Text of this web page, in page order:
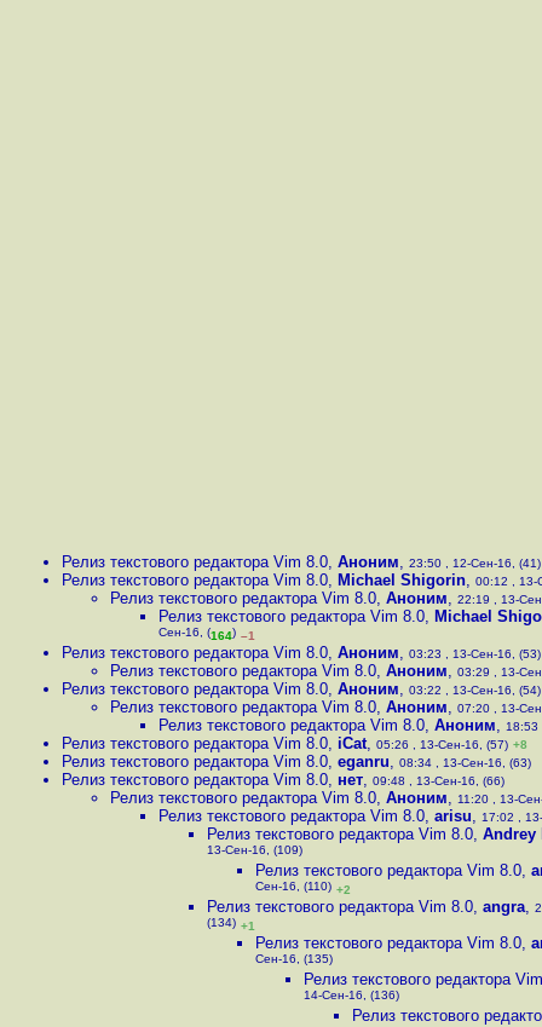
Релиз текстового редактора Vim 8.0, Аноним, 23:50 , 12-Сен-16, (41)
Релиз текстового редактора Vim 8.0, Michael Shigorin, 00:12 , 13-
Релиз текстового редактора Vim 8.0, Аноним, 22:19 , 13-
Релиз текстового редактора Vim 8.0, Michael
Сен-16, (164) –1
Релиз текстового редактора Vim 8.0, Аноним, 03:23 , 13-Сен-16, (53)
Релиз текстового редактора Vim 8.0, Аноним, 03:29 , 13-
Релиз текстового редактора Vim 8.0, Аноним, 03:22 , 13-Сен-16, (54)
Релиз текстового редактора Vim 8.0, Аноним, 07:20 , 13-
Релиз текстового редактора Vim 8.0, Аноним, 18:53
Релиз текстового редактора Vim 8.0, iCat, 05:26 , 13-Сен-16, (57) +8
Релиз текстового редактора Vim 8.0, eganru, 08:34 , 13-Сен-16, (63)
Релиз текстового редактора Vim 8.0, нет, 09:48 , 13-Сен-16, (66)
Релиз текстового редактора Vim 8.0, Аноним, 11:20 , 13-
Релиз текстового редактора Vim 8.0, arisu, 17:02 ,
Релиз текстового редактора Vim 8.0, Andrey
13-Сен-16, (109)
Релиз текстового редактора Vim 8.0,
Сен-16, (110) +2
Релиз текстового редактора Vim 8.0, angra,
(134) +1
Релиз текстового редактора Vim 8.0,
Сен-16, (135)
Релиз текстового редактора
14-Сен-16, (136)
Релиз текстового